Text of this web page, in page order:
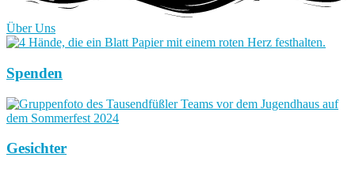
Über Uns
Spenden
Gesichter